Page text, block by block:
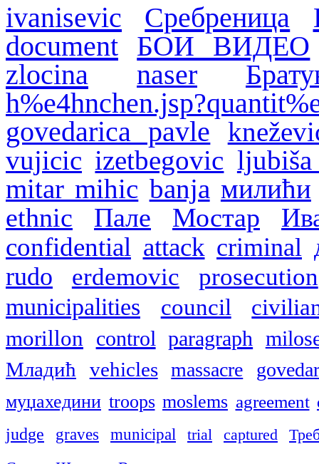
ivanisevic Сребреница
document БОИ ВИДЕО
zlocina
naser
govedarica pavle
vujicic izetbegovic
mitar mihic banja милићи
ethnic Пале Мостар
confidential attack criminal
rudo
erdemovic prosecution
municipalities council
morillon control paragraph
Младић
vehicles massacre
муџахедини troops moslems agreement
judge graves municipal trial captured